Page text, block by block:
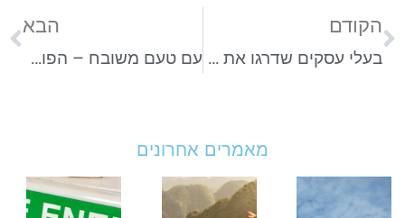
הקודם
בעלי עסקים שדרגו את העסק שלכם עם מענה עסקי!
הבא
עם טעם משובח – הפופולריות עולה: איך הפך השילוב בין ג'ין טוניק למשקה חריף כל כך מבוקש?
מאמרים אחרונים
וולטה
סולאר
טיול
מאורגן